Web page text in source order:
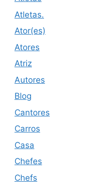
Atletas.
Ator(es)
Atores
Atriz
Autores
Blog
Cantores
Carros
Casa
Chefes
Chefs